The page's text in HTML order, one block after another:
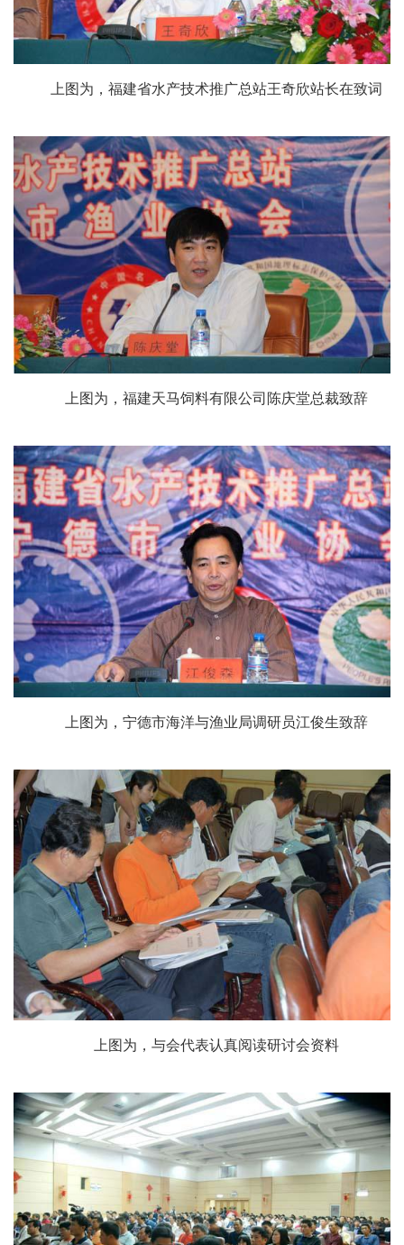
上图为，福建省水产技术推广总站王奇欣站长在致词
上图为，福建天马饲料有限公司陈庆堂总裁致辞
上图为，宁德市海洋与渔业局调研员江俊生致辞
上图为，与会代表认真阅读研讨会资料